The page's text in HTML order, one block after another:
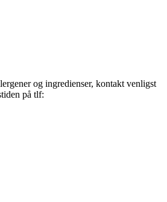
og ingredienser, kontakt venligst
på tlf: